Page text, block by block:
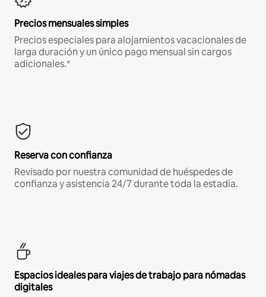
Precios mensuales simples
Precios especiales para alojamientos vacacionales de
larga duración y un único pago mensual sin cargos
adicionales.*
Reserva con confianza
Revisado por nuestra comunidad de huéspedes de
confianza y asistencia 24/7 durante toda la estadía.
Espacios ideales para viajes de trabajo para nómadas
digitales